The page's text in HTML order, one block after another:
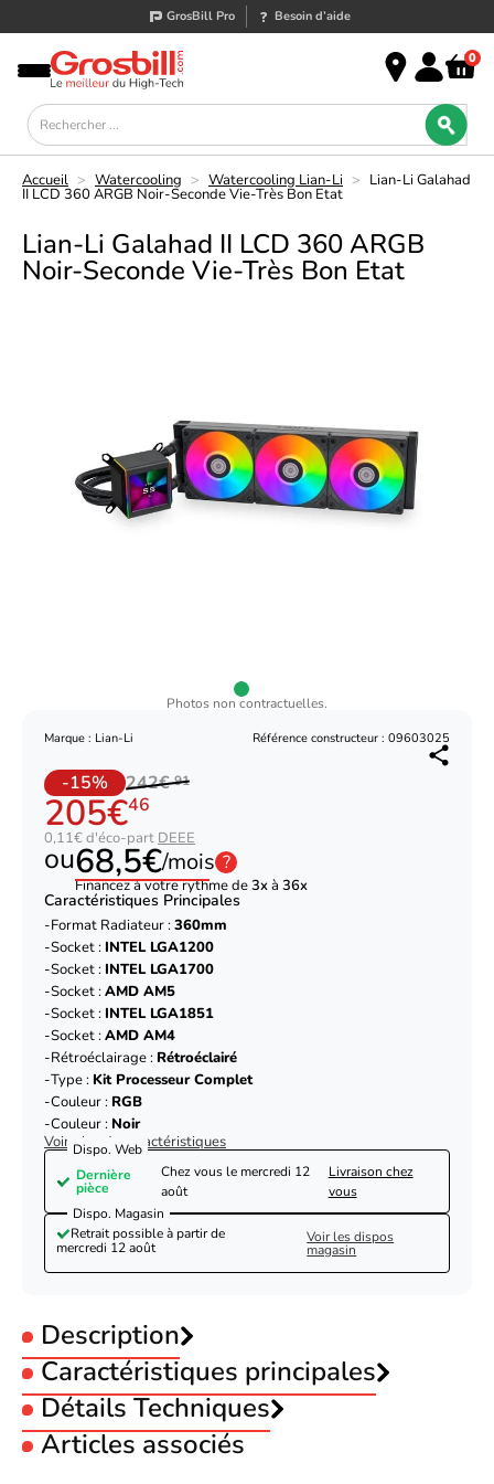
GrosBill Pro Besoin d’aide
0
Accueil > Watercooling > Watercooling Lian-Li > Lian-Li Galahad
II LCD 360 ARGB Noir-Seconde Vie-Très Bon Etat
Lian-Li Galahad II LCD 360 ARGB
Noir-Seconde Vie-Très Bon Etat
Photos non contractuelles.
Marque : Lian-Li Référence constructeur : 09603025
-15% 242€ 91
205€46
0,11€ d'éco-part DEEE
ou68,5€/mois ?
Financez à votre rythme de3xà 36x
Caractéristiques Principales
Format Radiateur :360mm
Socket : INTEL LGA1200
Socket : INTEL LGA1700
Socket :AMD AM5
Socket : INTEL LGA1851
Socket :AMD AM4
Rétroéclairage : Rétroéclairé
Type : Kit Processeur Complet
Couleur : RGB
Couleur : Noir
Voir plus de caractéristiques
Dispo. Web
Dernière
pièce
Chez vous le mercredi 12
août
Livraison chez
vous
Dispo. Magasin
Retrait possible à partir de
mercredi 12 août
Voir les dispos
magasin
Description
Caractéristiques principales
Format Radiateur :360mm
Socket :INTEL LGA1200
Socket :INTEL LGA1700
Détails Techniques
Désignation
Lian Li Galahad II LCD 360 (noir)
Articles associés